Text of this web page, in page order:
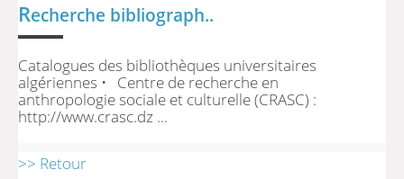
Recherche bibliograph..
Catalogues des bibliothèques universitaires
algériennes • Centre de recherche en
anthropologie sociale et culturelle (CRASC) :
http://www.crasc.dz ...
>> Retour